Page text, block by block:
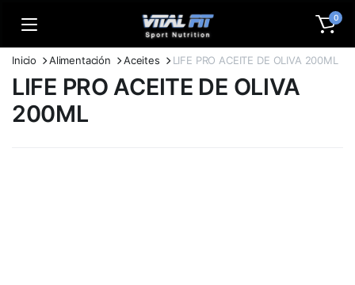
0
Inicio Alimentación Aceites LIFE PRO ACEITE DE OLIVA 200ML
LIFE PRO ACEITE DE OLIVA
200ML